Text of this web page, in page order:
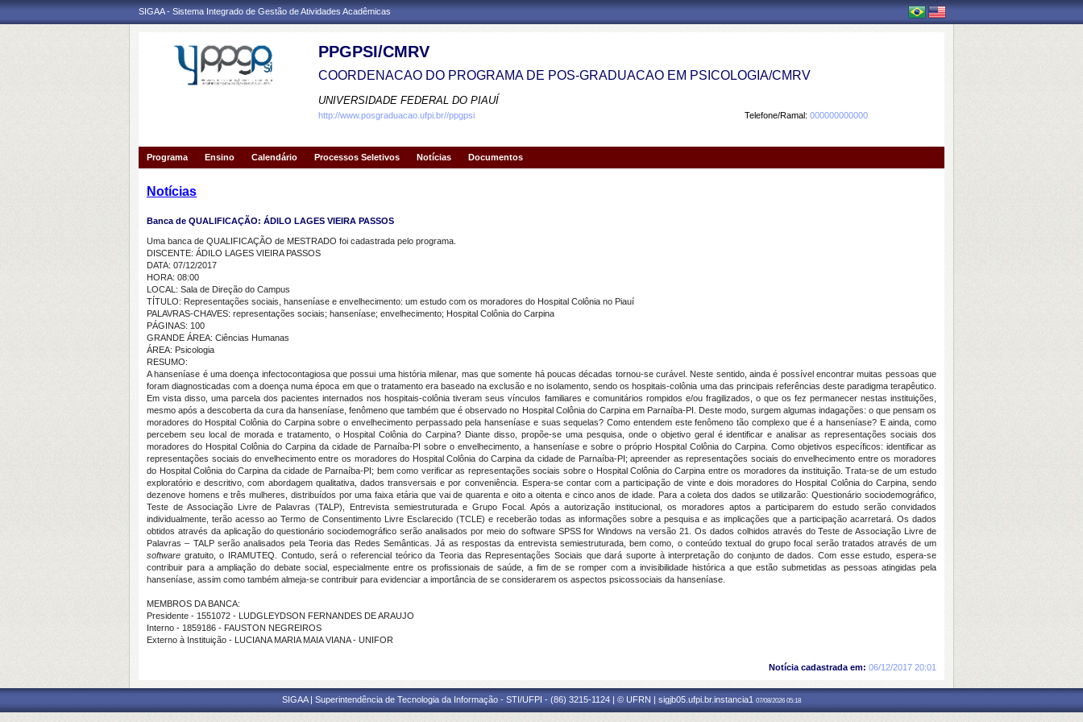
SIGAA - Sistema Integrado de Gestão de Atividades Acadêmicas
PPGPSI/CMRV
COORDENACAO DO PROGRAMA DE POS-GRADUACAO EM PSICOLOGIA/CMRV
UNIVERSIDADE FEDERAL DO PIAUÍ
Telefone/Ramal: 000000000000
http://www.posgraduacao.ufpi.br//ppgpsi
Programa Ensino Calendário Processos Seletivos Notícias Documentos
Notícias
Banca de QUALIFICAÇÃO: ÁDILO LAGES VIEIRA PASSOS
Uma banca de QUALIFICAÇÃO de MESTRADO foi cadastrada pelo programa.
DISCENTE: ÁDILO LAGES VIEIRA PASSOS
DATA: 07/12/2017
HORA: 08:00
LOCAL: Sala de Direção do Campus
TÍTULO: Representações sociais, hanseníase e envelhecimento: um estudo com os moradores do Hospital Colônia no Piauí
PALAVRAS-CHAVES: representações sociais; hanseníase; envelhecimento; Hospital Colônia do Carpina
PÁGINAS: 100
GRANDE ÁREA: Ciências Humanas
ÁREA: Psicologia
RESUMO:
A hanseníase é uma doença infectocontagiosa que possui uma história milenar, mas que somente há poucas décadas tornou-se curável. Neste sentido, ainda é possível encontrar muitas pessoas que
foram diagnosticadas com a doença numa época em que o tratamento era baseado na exclusão e no isolamento, sendo os hospitais-colônia uma das principais referências deste paradigma terapêutico.
Em vista disso, uma parcela dos pacientes internados nos hospitais-colônia tiveram seus vínculos familiares e comunitários rompidos e/ou fragilizados, o que os fez permanecer nestas instituições,
mesmo após a descoberta da cura da hanseníase, fenômeno que também que é observado no Hospital Colônia do Carpina em Parnaíba-PI. Deste modo, surgem algumas indagações: o que pensam os
moradores do Hospital Colônia do Carpina sobre o envelhecimento perpassado pela hanseníase e suas sequelas? Como entendem este fenômeno tão complexo que é a hanseníase? E ainda, como
percebem seu local de morada e tratamento, o Hospital Colônia do Carpina? Diante disso, propõe-se uma pesquisa, onde o objetivo geral é identificar e analisar as representações sociais dos
moradores do Hospital Colônia do Carpina da cidade de Parnaíba-PI sobre o envelhecimento, a hanseníase e sobre o próprio Hospital Colônia do Carpina. Como objetivos específicos: identificar as
representações sociais do envelhecimento entre os moradores do Hospital Colônia do Carpina da cidade de Parnaíba-PI; apreender as representações sociais do envelhecimento entre os moradores
do Hospital Colônia do Carpina da cidade de Parnaíba-PI; bem como verificar as representações sociais sobre o Hospital Colônia do Carpina entre os moradores da instituição. Trata-se de um estudo
exploratório e descritivo, com abordagem qualitativa, dados transversais e por conveniência. Espera-se contar com a participação de vinte e dois moradores do Hospital Colônia do Carpina, sendo
dezenove homens e três mulheres, distribuídos por uma faixa etária que vai de quarenta e oito a oitenta e cinco anos de idade. Para a coleta dos dados se utilizarão: Questionário sociodemográfico,
Teste de Associação Livre de Palavras (TALP), Entrevista semiestruturada e Grupo Focal. Após a autorização institucional, os moradores aptos a participarem do estudo serão convidados
individualmente, terão acesso ao Termo de Consentimento Livre Esclarecido (TCLE) e receberão todas as informações sobre a pesquisa e as implicações que a participação acarretará. Os dados
obtidos através da aplicação do questionário sociodemográfico serão analisados por meio do software SPSS for Windows na versão 21. Os dados colhidos através do Teste de Associação Livre de
Palavras – TALP serão analisados pela Teoria das Redes Semânticas. Já as respostas da entrevista semiestruturada, bem como, o conteúdo textual do grupo focal serão tratados através de um
software gratuito, o IRAMUTEQ. Contudo, será o referencial teórico da Teoria das Representações Sociais que dará suporte à interpretação do conjunto de dados. Com esse estudo, espera-se
contribuir para a ampliação do debate social, especialmente entre os profissionais de saúde, a fim de se romper com a invisibilidade histórica a que estão submetidas as pessoas atingidas pela
hanseníase, assim como também almeja-se contribuir para evidenciar a importância de se considerarem os aspectos psicossociais da hanseníase.
MEMBROS DA BANCA:
Presidente - 1551072 - LUDGLEYDSON FERNANDES DE ARAUJO
Interno - 1859186 - FAUSTON NEGREIROS
Externo à Instituição - LUCIANA MARIA MAIA VIANA - UNIFOR
Notícia cadastrada em: 06/12/2017 20:01
SIGAA | Superintendência de Tecnologia da Informação - STI/UFPI - (86) 3215-1124 | © UFRN | sigjb05.ufpi.br.instancia1 07/08/2026 05:18